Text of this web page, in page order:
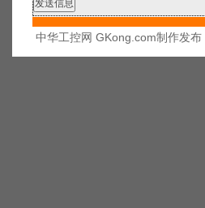
中华工控网 GKong.com制作发布